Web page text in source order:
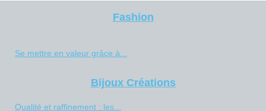
Fashion
Se mettre en valeur grâce à...
Bijoux Créations
Qualité et raffinement : les...